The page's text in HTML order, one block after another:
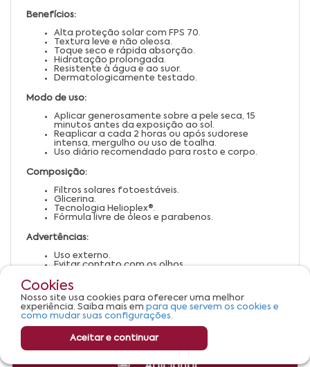
Benefícios:
Alta proteção solar com FPS 70.
Textura leve e não oleosa.
Toque seco e rápida absorção.
Hidratação prolongada.
Resistente à água e ao suor.
Dermatologicamente testado.
Modo de uso:
Aplicar generosamente sobre a pele seca, 15
minutos antes da exposição ao sol.
Reaplicar a cada 2 horas ou após sudorese
intensa, mergulho ou uso de toalha.
Uso diário recomendado para rosto e corpo.
Composição:
Filtros solares fotoestáveis.
Glicerina.
Tecnologia Helioplex®.
Fórmula livre de óleos e parabenos.
Advertências:
Uso externo.
Evitar contato com os olhos.
orientação médica.
Manter fora do alcance de crianças.
Conservar em local fresco e protegido da luz solar
direta.
Cookies
Nosso site usa cookies para oferecer uma melhor
experiência. Saiba mais em para que servem os cookies e
como mudar suas configurações.
Aceitar e continuar